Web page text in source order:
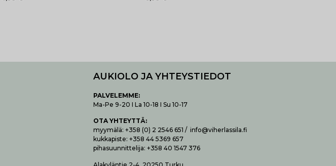
AUKIOLO JA YHTEYSTIEDOT
PALVELEMME:
Ma-Pe 9-20 I La 10-18 I Su 10-17
OTA YHTEYTTÄ:
myymälä: +358 (0) 2 2546 651 / info@viherlassila.fi
kukkapiste: +358 44 5369 657
pihasuunnittelija: +358 40 1547 376